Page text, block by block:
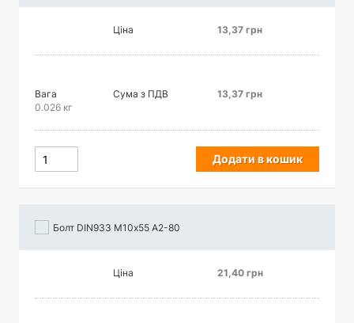
Ціна 13,37 грн
Вага
0.026 кг
Сума з ПДВ 13,37 грн
Додати в кошик
Болт DIN933 М10х55 А2-80
Ціна 21,40 грн